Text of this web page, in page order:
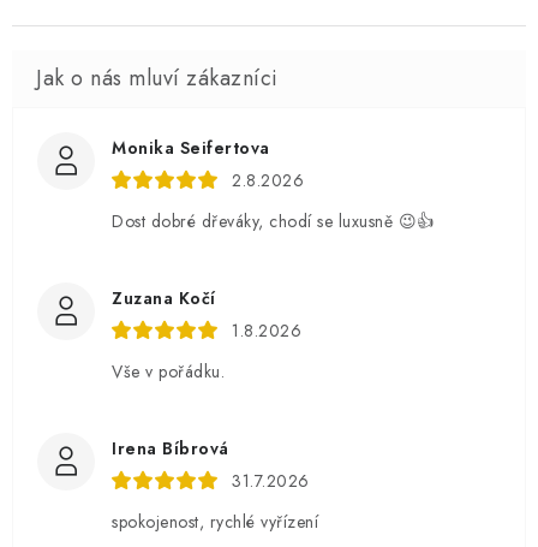
Monika Seifertova
2.8.2026
Dost dobré dřeváky, chodí se luxusně 😉👍
Zuzana Kočí
1.8.2026
Vše v pořádku.
Irena Bíbrová
31.7.2026
spokojenost, rychlé vyřízení